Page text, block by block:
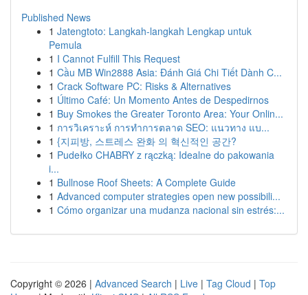
Published News
1 Jatengtoto: Langkah-langkah Lengkap untuk
Pemula
1 I Cannot Fulfill This Request
1 Cầu MB Win2888 Asia: Đánh Giá Chi Tiết Dành C...
1 Crack Software PC: Risks & Alternatives
1 Último Café: Un Momento Antes de Despedirnos
1 Buy Smokes the Greater Toronto Area: Your Onlin...
1 การวิเคราะห์ การทำการตลาด SEO: แนวทาง แบ...
1 {지피방, 스트레스 완화 의 혁신적인 공간?
1 Pudełko CHABRY z rączką: Idealne do pakowania
i...
1 Bullnose Roof Sheets: A Complete Guide
1 Advanced computer strategies open new possibili...
1 Cómo organizar una mudanza nacional sin estrés:...
Copyright © 2026 | Advanced Search | Live | Tag Cloud | Top